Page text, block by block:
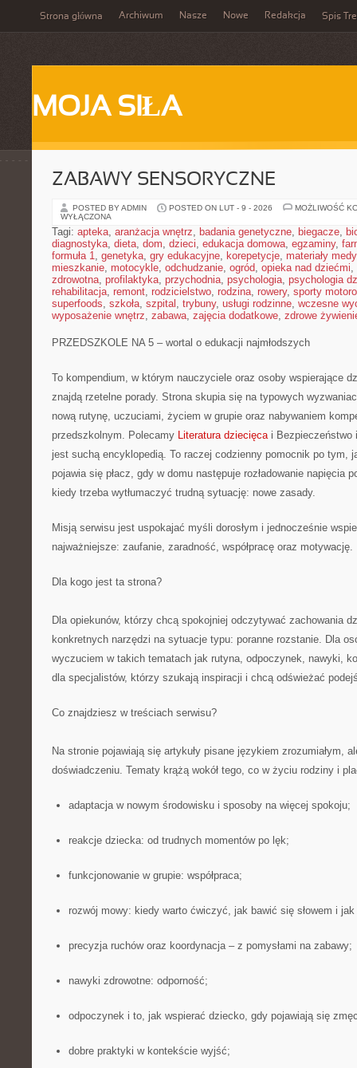
Strona główna Archiwum Nasze Nowe Redakcja Spis
MOJA SIŁA
ZABAWY SENSORYCZNE
POSTED BY ADMIN POSTED ON LUT - 9 - 2026
MOŻLIWOŚĆ
WYŁĄCZONA
Tagi: apteka, aranżacja wnętrz, badania genetyczne, biegacze,
diagnostyka, dieta, dom, dzieci, edukacja domowa, egzaminy,
formuła 1, genetyka, gry edukacyjne, korepetycje, materiały
mieszkanie, motocykle, odchudzanie, ogród, opieka nad dziećmi,
zdrowotna, profilaktyka, przychodnia, psychologia, psychologia
rehabilitacja, remont, rodzicielstwo, rodzina, rowery, sporty
superfoods, szkoła, szpital , trybuny, usługi rodzinne, wczesne
wyposażenie wnętrz, zabawa, zajęcia dodatkowe, zdrowe
PRZEDSZKOLE NA 5 – wortal o edukacji najmłodszych
To kompendium, w którym nauczyciele oraz osoby wspierające
znajdą rzetelne porady. Strona skupia się na typowych
nową rutynę, uczuciami, życiem w grupie oraz nabywaniem
przedszkolnym. Polecamy Literatura dziecięcai Bezpieczeństwo
jest suchą encyklopedią. To raczej codzienny pomocnik po tym,
pojawia się płacz, gdy w domu następuje rozładowanie napięcia
kiedy trzeba wytłumaczyć trudną sytuację: nowe zasady.
Misją serwisu jest uspokajać myśli dorosłym i jednocześnie
najważniejsze: zaufanie, zaradność, współpracę oraz motywację.
Dla kogo jest ta strona?
Dla opiekunów, którzy chcą spokojniej odczytywać zachowania
konkretnych narzędzi na sytuacje typu: poranne rozstanie. Dla
wyczuciem w takich tematach jak rutyna, odpoczynek, nawyki,
dla specjalistów, którzy szukają inspiracji i chcą odświeżać
Co znajdziesz w treściach serwisu?
Na stronie pojawiają się artykuły pisane językiem zrozumiałym,
doświadczeniu. Tematy krążą wokół tego, co w życiu rodziny i
adaptacja w nowym środowisku i sposoby na więcej spokoju;
reakcje dziecka: od trudnych momentów po lęk;
funkcjonowanie w grupie: współpraca;
rozwój mowy: kiedy warto ćwiczyć, jak bawić się słowem i jak
precyzja ruchów oraz koordynacja – z pomysłami na zabawy;
nawyki zdrowotne: odporność;
odpoczynek i to, jak wspierać dziecko, gdy pojawiają się
dobre praktyki w kontekście wyjść;